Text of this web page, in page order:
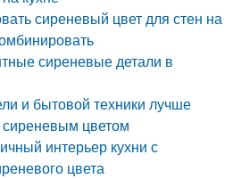
сиреневый цвет для стен на
сиреневые детали в
и бытовой техники лучше
сиреневым цветом
интерьер кухни с
цвета